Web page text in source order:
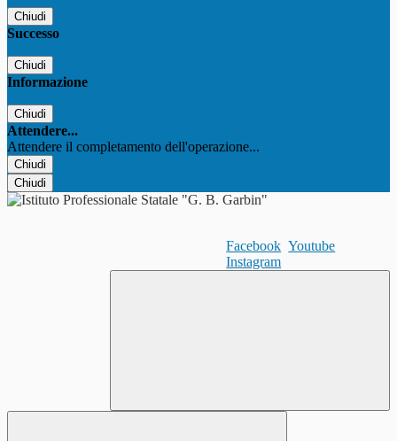
Chiudi
Successo
Chiudi
Informazione
Chiudi
Attendere...
Attendere il completamento dell'operazione...
Chiudi
Chiudi
Facebook Youtube
Instagram